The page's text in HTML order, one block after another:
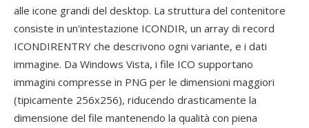
alle icone grandi del desktop. La struttura del contenitore
consiste in un'intestazione ICONDIR, un array di record
ICONDIRENTRY che descrivono ogni variante, e i dati
immagine. Da Windows Vista, i file ICO supportano
immagini compresse in PNG per le dimensioni maggiori
(tipicamente 256x256), riducendo drasticamente la
dimensione del file mantenendo la qualità con piena